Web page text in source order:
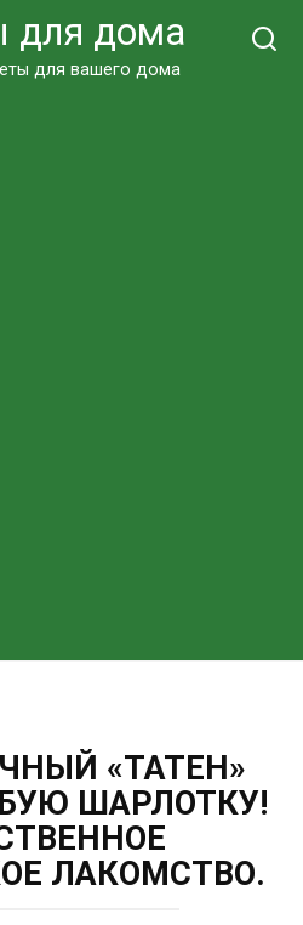
для дома
для вашего дома
«ТАТЕН»
ШАРЛОТКУ!
ЛАКОМСТВО.